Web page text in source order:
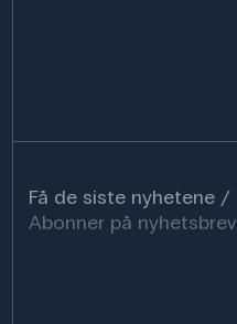
Få de siste nyhetene
Abonner på nyhetsbrev